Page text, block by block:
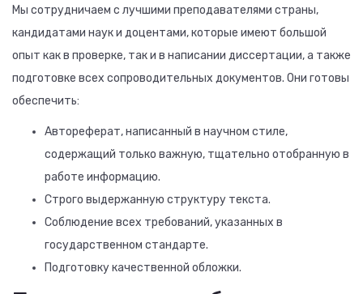
Мы сотрудничаем с лучшими преподавателями страны,
кандидатами наук и доцентами, которые имеют большой
опыт как в проверке, так и в написании диссертации, а также
подготовке всех сопроводительных документов. Они готовы
обеспечить:
Автореферат, написанный в научном стиле,
содержащий только важную, тщательно отобранную в
работе информацию.
Строго выдержанную структуру текста.
Соблюдение всех требований, указанных в
государственном стандарте.
Подготовку качественной обложки.